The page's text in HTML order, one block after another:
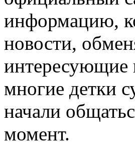
информацию,
новости,
интересующие
многие детки
начали
момент.